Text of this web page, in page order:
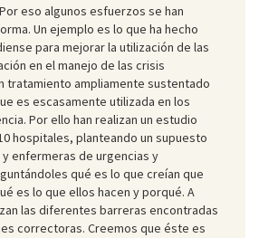
eso algunos esfuerzos se han
Un ejemplo es lo que ha hecho
para mejorar la utilización de las
en el manejo de las crisis
tratamiento ampliamente sustentado
es escasamente utilizada en los
Por ello han realizan un estudio
hospitales, planteando un supuesto
enfermeras de urgencias y
qué es lo que creían que
es lo que ellos hacen y porqué. A
las diferentes barreras encontradas
correctoras. Creemos que éste es